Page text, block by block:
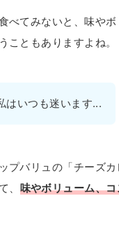
べてみないと、味や
こともありますよね。
はいつも迷います...
プバリュの「チーズ
、 味やボリューム、